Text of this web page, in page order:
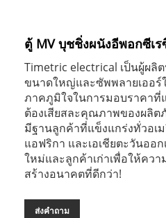
ตู้ MV บุชชิ่งผนังอีพอกซีเ
Timetric electrical เป็นผู้ผลิ
ขนาดใหญ่และซัพพลายเออร์
ภาคภูมิใจในการมอบราคาที่
ต้องเสียสละคุณภาพของผลิต
มีฐานลูกค้าที่แข็งแกร่งทั่วอเ
แอฟริกา และเอเชียตะวันออ
ใหม่และลูกค้าเก่าเพื่อให้ควา
สร้างอนาคตที่ดีกว่า!
ส่งคำถาม